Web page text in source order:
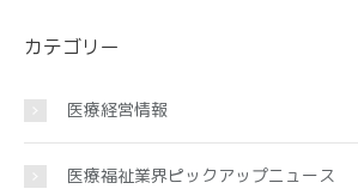
カテゴリー
医療経営情報
医療福祉業界ピックアップニュース